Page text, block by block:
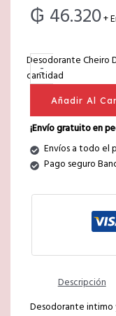
₲ 46.320+
-
Desodorante Cheiro
cantidad
Añadir Al
¡Envío gratuito en
Envíos a todo el
Pago seguro
Descripción
Desodorante intimo